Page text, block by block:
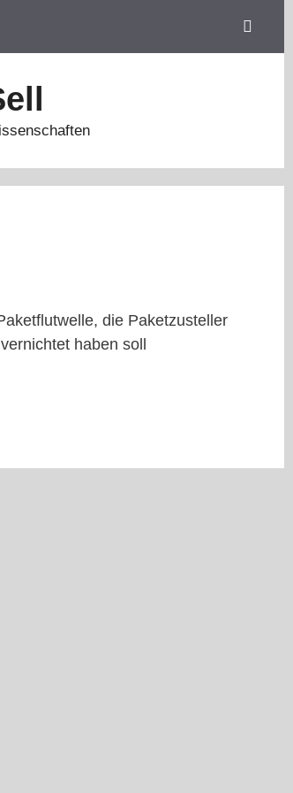
die Paketzusteller
haben soll